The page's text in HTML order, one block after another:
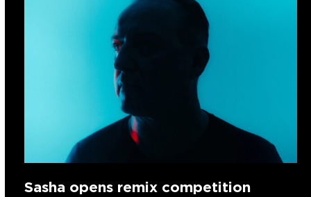
Sasha opens remix competition